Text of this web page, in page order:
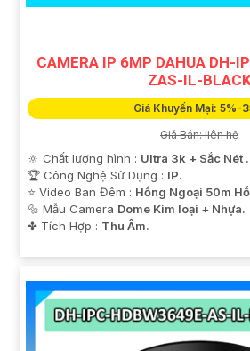
CAMERA IP 6MP DAHUA DH-
ZAS-IL-
Giá Khuyến Mại: 5%-
Giá Bán: liên hệ
🔆 Chất lượng hình : Ultra 3k + Sắc Nét .
🏆 Công Nghệ Sử Dụng : IP.
⭐ Video Ban Đêm : Hồng Ngoại 50m
🔩 Mẫu Camera Dome Kim loại + Nhựa.
️✤ Tích Hợp : Thu Âm.